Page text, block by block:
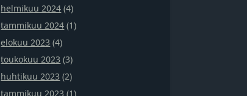
helmikuu 2024 (4)
tammikuu 2024 (1)
elokuu 2023 (4)
toukokuu 2023 (3)
huhtikuu 2023 (2)
tammikuu 2023 (1)